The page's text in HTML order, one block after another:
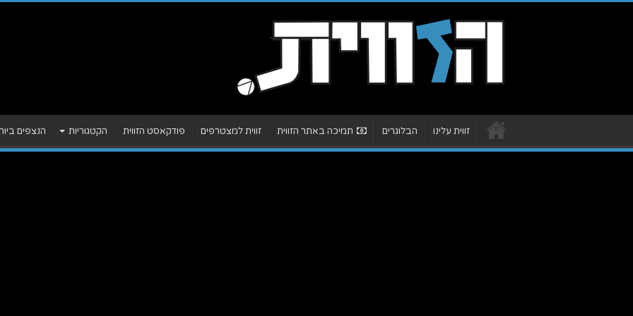
זווית עלינו הבלוגרים תמיכה באתר הזווית זווית למצטרפים פודקאסט הזווית הקטגוריות הנצפים